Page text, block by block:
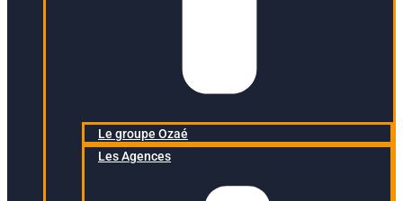
Le groupe Ozaé
Les Agences